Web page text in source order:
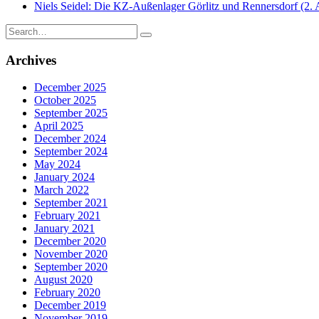
Niels Seidel: Die KZ-Außenlager Görlitz und Rennersdorf (2.
Search
for:
Archives
December 2025
October 2025
September 2025
April 2025
December 2024
September 2024
May 2024
January 2024
March 2022
September 2021
February 2021
January 2021
December 2020
November 2020
September 2020
August 2020
February 2020
December 2019